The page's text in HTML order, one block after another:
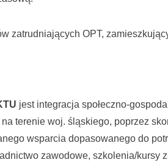
zatrudniających OPT,
jest integracja społeczno-
terenie woj. śląskiego, poprzez
wsparcia dopasowanego do
zawodowe, szkolenia/kursy